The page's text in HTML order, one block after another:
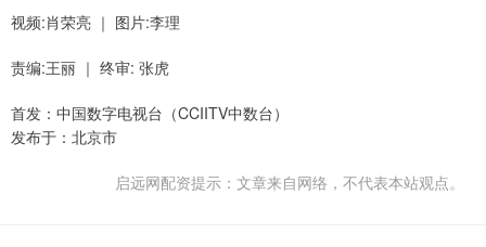
视频:肖荣亮 ｜ 图片:李理
责编:王丽 ｜ 终审: 张虎
首发：中国数字电视台（CCIITV中数台）
发布于：北京市
启远网配资提示：文章来自网络，不代表本站观点。